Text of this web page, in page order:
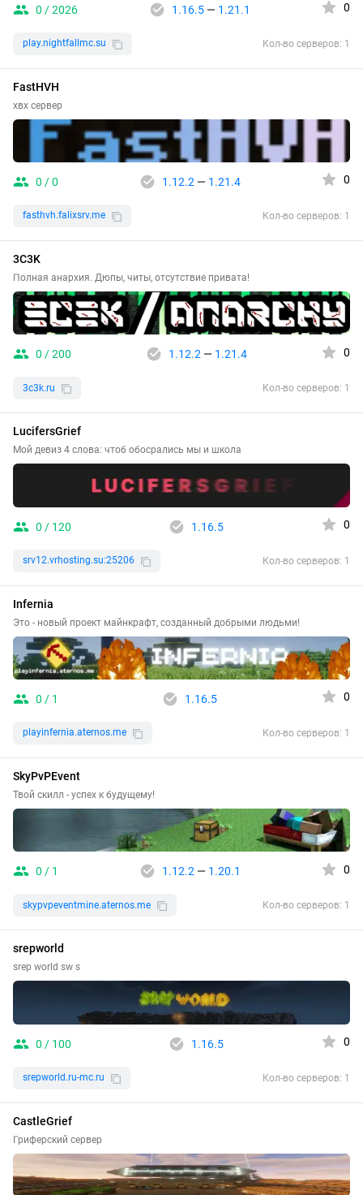
0 / 2026 1.16.5— 1.21.1 0
play.nightfallmc.su Кол-во серверов: 1
FastHVH
хвх сервер
0 / 0 1.12.2 — 1.21.4 0
fasthvh.falixsrv.me Кол-во серверов: 1
3C3K
Полная анархия. Дюпы, читы, отсутствие привата!
0 / 200 1.12.2— 1.21.4 0
3c3k.ru Кол-во серверов: 1
LucifersGrief
Мой девиз 4 слова: чтоб обосрались мы и школа
0 / 120 1.16.5 0
srv12.vrhosting.su:25206 Кол-во серверов: 1
Infernia
Это - новый проект майнкрафт, созданный добрыми людьми!
0 / 1 1.16.5 0
playinfernia.aternos.me Кол-во серверов: 1
SkyPvPEvent
Твой скилл - успех к будущему!
0 / 1 1.12.2— 1.20.1 0
skypvpeventmine.aternos.me Кол-во серверов: 1
srepworld
srep world sw s
0 / 100 1.16.5 0
srepworld.ru-mc.ru Кол-во серверов: 1
CastleGrief
Гриферский сервер